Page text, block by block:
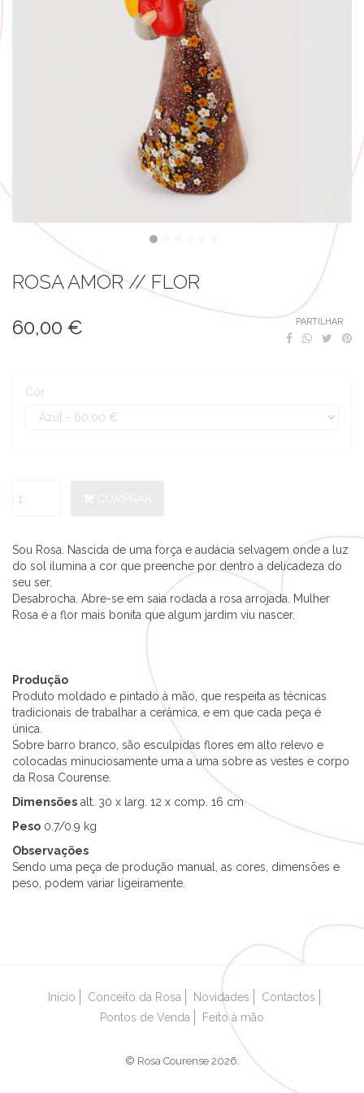
ROSA AMOR // FLOR
60,00 € PARTILHAR
Cor
Sou Rosa. Nascida de uma força e audácia selvagem onde a luz
do sol ilumina a cor que preenche por dentro a delicadeza do
seu ser.
Desabrocha. Abre-se em saia rodada a rosa arrojada. Mulher
Rosa é a flor mais bonita que algum jardim viu nascer.
Produção
Produto moldado e pintado à mão, que respeita as técnicas
tradicionais de trabalhar a cerâmica, e em que cada peça é
única.
Sobre barro branco, são esculpidas flores em alto relevo e
colocadas minuciosamente uma a uma sobre as vestes e corpo
da Rosa Courense.
Dimensões alt. 30 x larg. 12 x comp. 16 cm
Peso 0.7/0.9 kg
Observações
Sendo uma peça de produção manual, as cores, dimensões e
peso, podem variar ligeiramente.
Início Conceito da Rosa Novidades
Contactos
Pontos de Venda
Feito à mão
© Rosa Courense 2026.